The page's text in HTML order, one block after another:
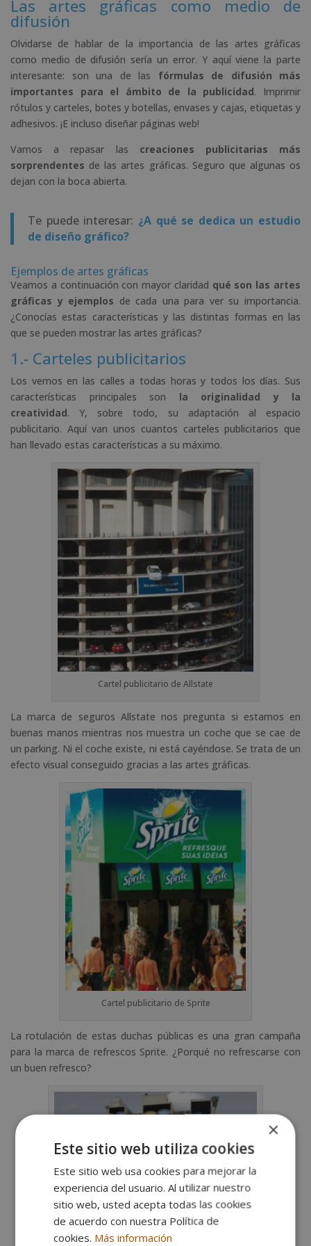
Las artes gráficas como medio de
difusión
Olvidarse de hablar de la importancia de las artes gráficas
como medio de difusión sería un error. Y aquí viene la parte
interesante: son una de las fórmulas de difusión más
importantes para el ámbito de la publicidad. Imprimir
rótulos y carteles, botes y botellas, envases y cajas, etiquetas y
adhesivos. ¡E incluso diseñar páginas web!
Vamos a repasar las creaciones publicitarias más
sorprendentes de las artes gráficas. Seguro que algunas os
dejan con la boca abierta.
Te puede interesar: ¿A qué se dedica un estudio
de diseño gráfico?
Ejemplos de artes gráficas
Veamos a continuación con mayor claridad qué son las artes
gráficas y ejemplos de cada una para ver su importancia.
¿Conocías estas características y las distintas formas en las
que se pueden mostrar las artes gráficas?
1.- Carteles publicitarios
Los vemos en las calles a todas horas y todos los días. Sus
características principales son la originalidad y la
creatividad. Y, sobre todo, su adaptación al espacio
publicitario. Aquí van unos cuantos carteles publicitarios que
han llevado estas características a su máximo.
Cartel publicitario de Allstate
La marca de seguros Allstate nos pregunta si estamos en
buenas manos mientras nos muestra un coche que se cae de
un parking. Ni el coche existe, ni está cayéndose. Se trata de un
efecto visual conseguido gracias a las artes gráficas.
Cartel publicitario de Sprite
La rotulación de estas duchas públicas es una gran campaña
para la marca de refrescos Sprite. ¿Porqué no refrescarse con
un buen refresco?
Cartel publicitario Coops Paints
×
Este sitio web utiliza cookies
Este sitio web usa cookies para mejorar la
experiencia del usuario. Al utilizar nuestro
sitio web, usted acepta todas las cookies
de acuerdo con nuestra Política de
cookies. Más información